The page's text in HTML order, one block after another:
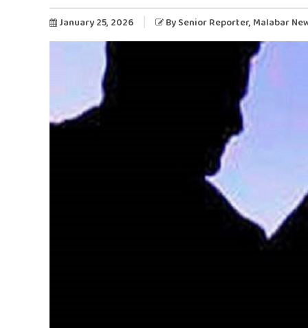
January 25, 2026 By Senior Reporter, Malabar